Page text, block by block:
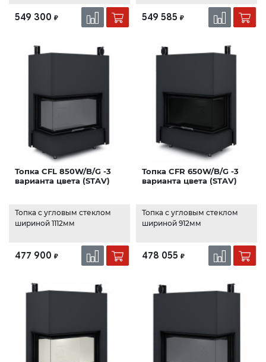
549 300 ₽ 549 585 ₽
Топка CFL 850W/B/G -3
варианта цвета (STAV)
Топка с угловым стеклом
шириной 1112мм
477 900 ₽
Топка CFR 650W/B/G -3
варианта цвета (STAV)
Топка с угловым стеклом
шириной 912мм
478 055 ₽